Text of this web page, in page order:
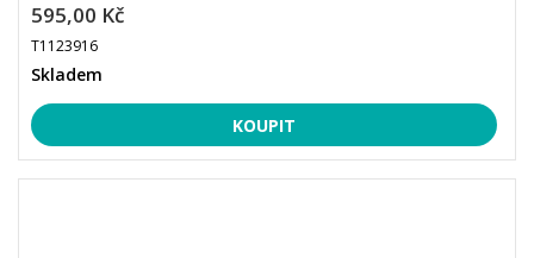
595,00 Kč
T1123916
Skladem